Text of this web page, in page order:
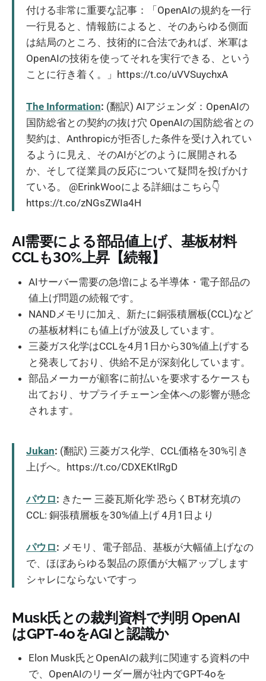
付ける非常に重要な記事：「OpenAIの規約を一行
一行見ると、情報筋によると、そのあらゆる側面
は結局のところ、技術的に合法であれば、米軍は
OpenAIの技術を使ってそれを実行できる、という
ことに行き着く。」https://t.co/uVVSuychxA
The Information: (翻訳) AIアジェンダ：OpenAIの
国防総省との契約の抜け穴 OpenAIの国防総省との
契約は、Anthropicが拒否した条件を受け入れてい
るように見え、そのAIがどのように展開される
か、そして従業員の反応について疑問を投げかけ
ている。 @ErinkWooによる詳細はこちら👇
https://t.co/zNGsZWIa4H
AI需要による部品値上げ、基板材料
CCLも30%上昇【続報】
AIサーバー需要の急増による半導体・電子部品の
値上げ問題の続報です。
NANDメモリに加え、新たに銅張積層板(CCL)など
の基板材料にも値上げが波及しています。
三菱ガス化学はCCLを4月1日から30%値上げする
と発表しており、供給不足が深刻化しています。
部品メーカーが顧客に前払いを要求するケースも
出ており、サプライチェーン全体への影響が懸念
されます。
Jukan: (翻訳) 三菱ガス化学、CCL価格を30%引き
上げへ。https://t.co/CDXEKtlRgD
パウロ: きたー 三菱瓦斯化学 恐らくBT材充填の
CCL: 銅張積層板を30%値上げ 4月1日より
パウロ: メモリ、電子部品、基板が大幅値上げなの
で、ほぼあらゆる製品の原価が大幅アップします
シャレにならないですっ
Musk氏との裁判資料で判明 OpenAI
はGPT-4oをAGIと認識か
Elon Musk氏とOpenAIの裁判に関連する資料の中
で、OpenAIのリーダー層が社内でGPT-4oを